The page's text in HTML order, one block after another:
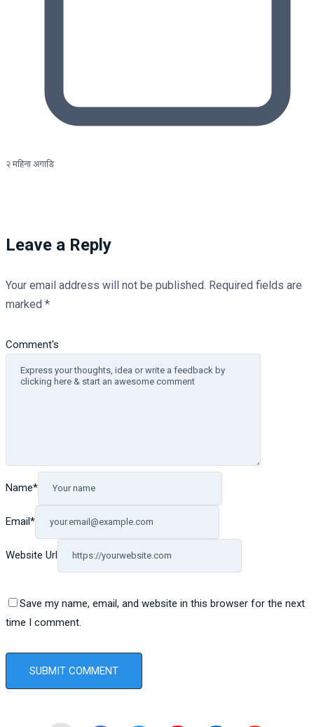
२ महिना अगाडि
Leave a Reply
Your email address will not be published. Required fields are
marked *
Comment's
Name*
Email*
Website Url
Save my name, email, and website in this browser for the next
time I comment.